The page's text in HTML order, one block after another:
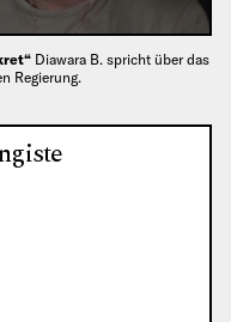
Diawara B. spricht über das
Regierung.